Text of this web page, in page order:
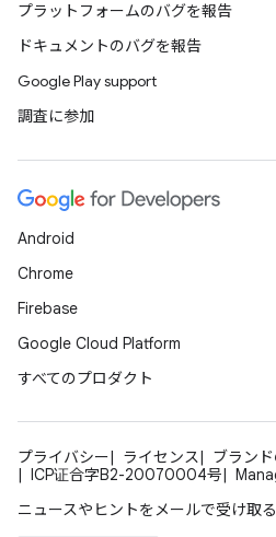
プラットフォームのバグを報告
ドキュメントのバグを報告
Google Play support
調査に参加
Android
Chrome
Firebase
Google Cloud Platform
すべてのプロダクト
プライバシー ライセンス
ブラン
ICP证合字B2-20070004号
ニュースやヒントをメールで受け取る